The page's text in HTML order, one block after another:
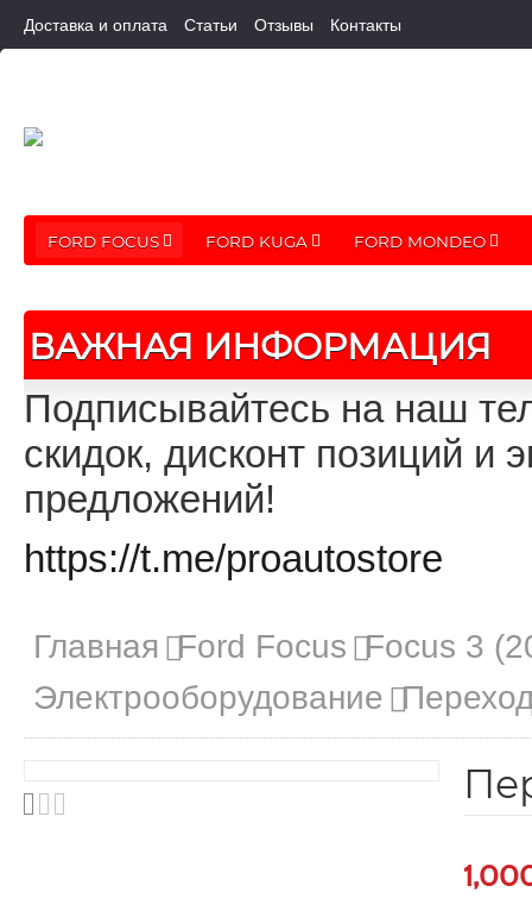
Доставка и оплата Статьи Отзывы Контакты
FORD FOCUS FORD KUGA FORD MONDEO
ВАЖНАЯ ИНФОРМАЦИЯ
Подписывайтесь на наш
скидок, дисконт позиций и
предложений!
https://t.me/proautostore
Главная Ford Focus Focus 3
Электрооборудование